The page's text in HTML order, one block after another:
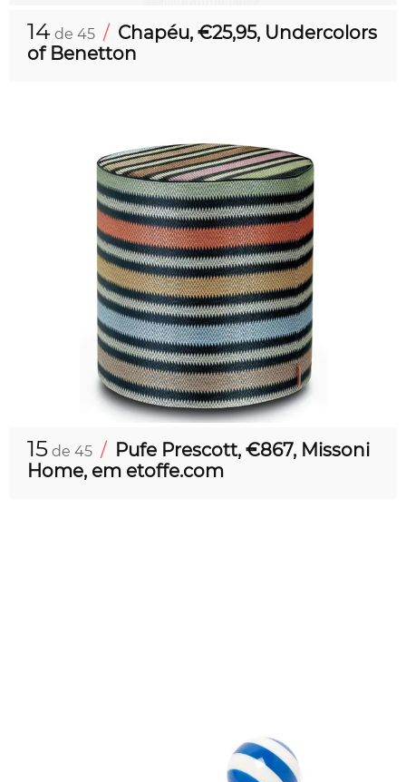
14 de 45 / Chapéu, €25,95, Undercolors
of Benetton
15 de 45 / Pufe Prescott, €867, Missoni
Home, em etoffe.com